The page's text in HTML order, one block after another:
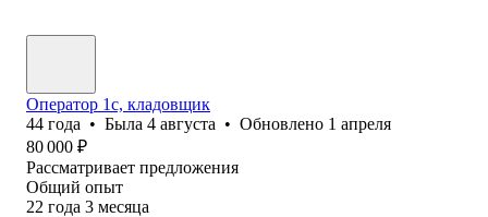
Оператор 1с, кладовщик
44 года • Была 4 августа • Обновлено 1 апреля
80 000 ₽
Рассматривает предложения
Общий опыт
22 года 3 месяца